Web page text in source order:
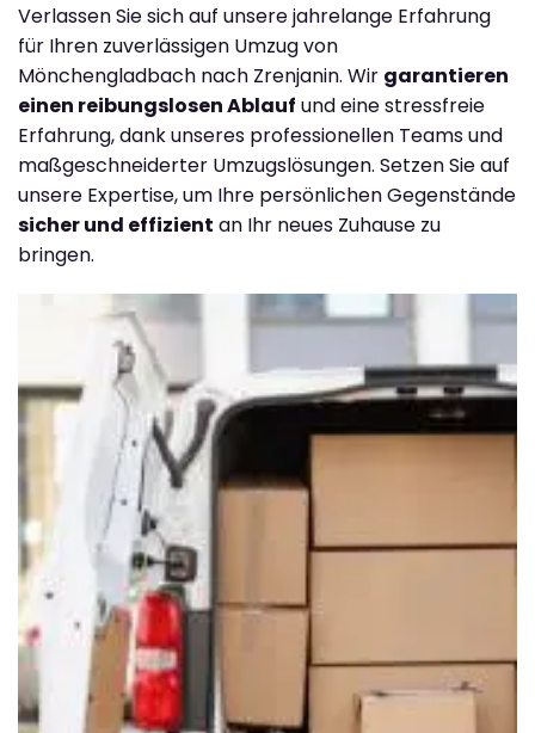
Verlassen Sie sich auf unsere jahrelange Erfahrung
für Ihren zuverlässigen Umzug von
Mönchengladbach nach Zrenjanin. Wir garantieren
einen reibungslosen Ablauf und eine stressfreie
Erfahrung, dank unseres professionellen Teams und
maßgeschneiderter Umzugslösungen. Setzen Sie auf
unsere Expertise, um Ihre persönlichen Gegenstände
sicher und effizient an Ihr neues Zuhause zu
bringen.